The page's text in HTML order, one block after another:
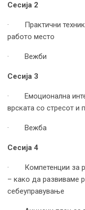
Сесија 2
· Практични
работо место
· Вежби
Сесија 3
· Емоционална
врската со стресот и
· Вежба
Сесија 4
· Компетенции за
– како да развиваме
себеуправување